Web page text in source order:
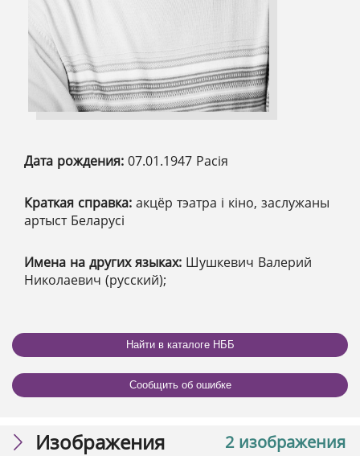
Дата рождения: 07.01.1947 Расія
Краткая справка: акцёр тэатра і кіно, заслужаны
артыст Беларусі
Имена на других языках: Шушкевич Валерий
Николаевич (русский);
Найти в каталоге НББ
Сообщить об ошибке
2 изображения
Изображения